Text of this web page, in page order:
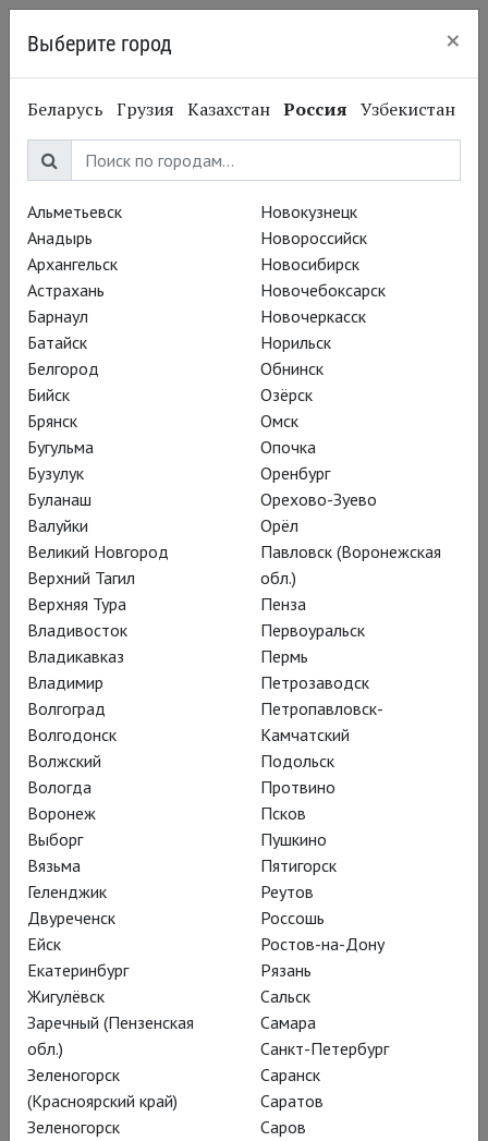
Театр
«Бридж»
Аллилуйя!
Новая остроумная пьеса легенды британской сцены Алана
Беннетта.
Книга пыли. Прекрасная дикарка
Феерическое воплощение на сцене приквела к «Темным
началам» Филипа Пулмана
Выберите город ×
Беларусь Грузия Казахстан Россия Узбекистан
Альметьевск
Анадырь
Архангельск
Астрахань
Барнаул
Батайск
Белгород
Бийск
Брянск
Бугульма
Бузулук
Буланаш
Валуйки
Великий Новгород
Верхний Тагил
Верхняя Тура
Владивосток
Владикавказ
Владимир
Волгоград
Волгодонск
Волжский
Вологда
Воронеж
Выборг
Вязьма
Геленджик
Двуреченск
Ейск
Екатеринбург
Жигулёвск
Заречный (Пензенская
обл.)
Зеленогорск
(Красноярский край)
Зеленогорск
Новокузнецк
Новороссийск
Новосибирск
Новочебоксарск
Новочеркасск
Норильск
Обнинск
Озёрск
Омск
Опочка
Оренбург
Орехово-Зуево
Орёл
Павловск (Воронежская
обл.)
Пенза
Первоуральск
Пермь
Петрозаводск
Петропавловск-
Камчатский
Подольск
Протвино
Псков
Пушкино
Пятигорск
Реутов
Россошь
Ростов-на-Дону
Рязань
Сальск
Самара
Санкт-Петербург
Саранск
Саратов
Саров